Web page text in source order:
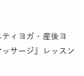
ィヨガ・産後ヨ
サージ』レッスン